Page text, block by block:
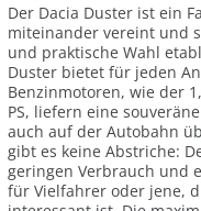
Der Dacia Duster ist ein
miteinander vereint und
und praktische Wahl
Duster bietet für jeden
Benzinmotoren, wie der
PS, liefern eine
auch auf der Autobahn
gibt es keine Abstriche:
geringen Verbrauch und
für Vielfahrer oder jene,